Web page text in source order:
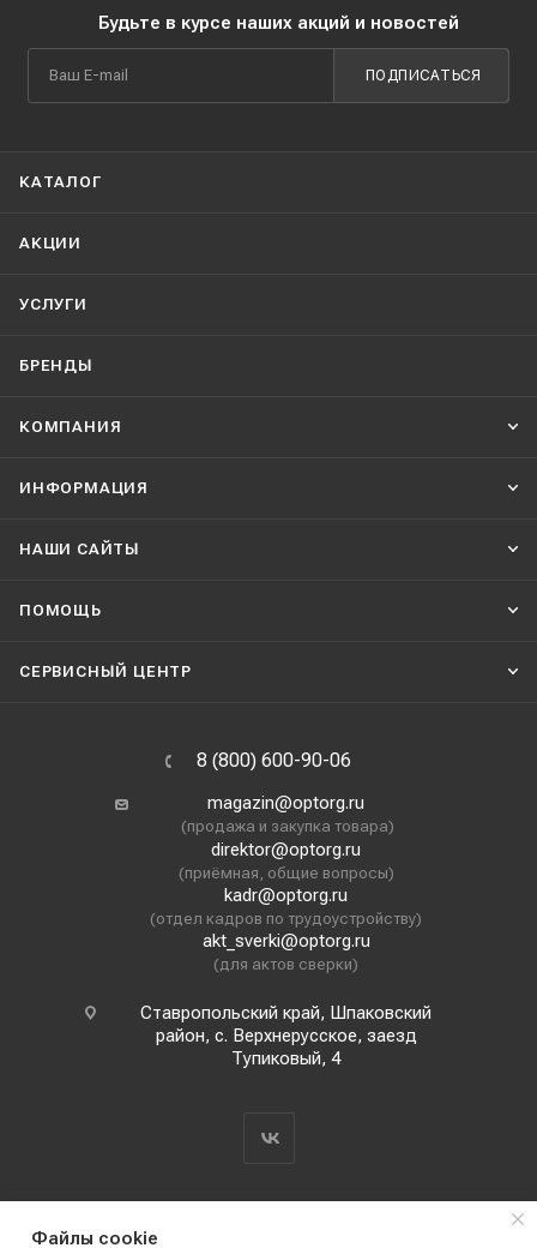
Будьте в курсе наших акций и новостей
ПОДПИСАТЬСЯ
КАТАЛОГ
АКЦИИ
УСЛУГИ
БРЕНДЫ
КОМПАНИЯ
ИНФОРМАЦИЯ
НАШИ CАЙТЫ
ПОМОЩЬ
СЕРВИСНЫЙ ЦЕНТР
8 (800) 600-90-06
magazin@optorg.ru
(продажа и закупка товара)
direktor@optorg.ru
(приёмная, общие вопросы)
kadr@optorg.ru
(отдел кадров по трудоустройству)
akt_sverki@optorg.ru
(для актов сверки)
Ставропольский край, Шпаковский
район, с. Верхнерусское, заезд
Тупиковый, 4
Файлы cookie